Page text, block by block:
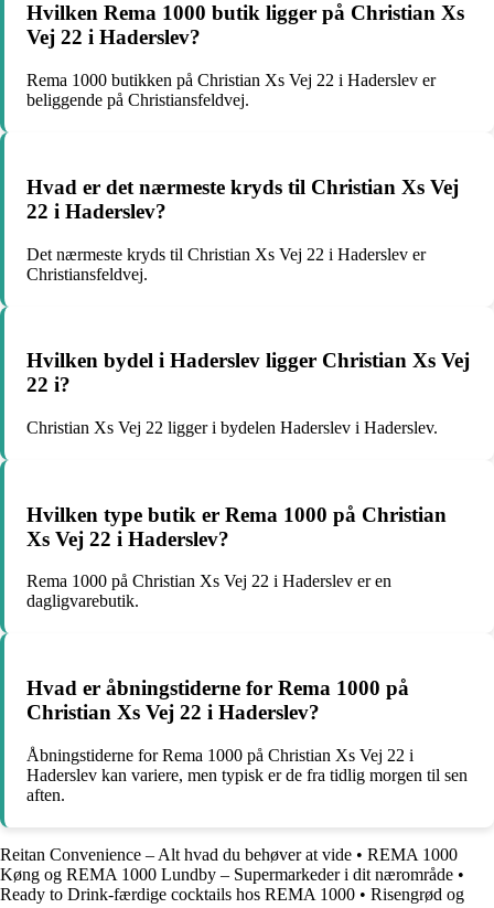
Hvilken Rema 1000 butik ligger på Christian Xs
Vej 22 i Haderslev?
Rema 1000 butikken på Christian Xs Vej 22 i Haderslev er
beliggende på Christiansfeldvej.
Hvad er det nærmeste kryds til Christian Xs Vej
22 i Haderslev?
Det nærmeste kryds til Christian Xs Vej 22 i Haderslev er
Christiansfeldvej.
Hvilken bydel i Haderslev ligger Christian Xs Vej
22 i?
Christian Xs Vej 22 ligger i bydelen Haderslev i Haderslev.
Hvilken type butik er Rema 1000 på Christian
Xs Vej 22 i Haderslev?
Rema 1000 på Christian Xs Vej 22 i Haderslev er en
dagligvarebutik.
Hvad er åbningstiderne for Rema 1000 på
Christian Xs Vej 22 i Haderslev?
Åbningstiderne for Rema 1000 på Christian Xs Vej 22 i
Haderslev kan variere, men typisk er de fra tidlig morgen til sen
aften.
Reitan Convenience – Alt hvad du behøver at vide • REMA 1000
Køng og REMA 1000 Lundby – Supermarkeder i dit nærområde •
Ready to Drink-færdige cocktails hos REMA 1000 • Risengrød og